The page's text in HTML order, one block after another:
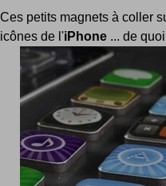
Ces petits magnets à coller
icônes de l'iPhone ... de